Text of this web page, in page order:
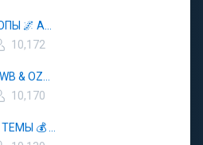
10,172
10,170